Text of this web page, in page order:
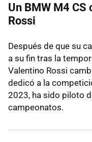
Un BMW M4 CS
Rossi
Después de que su
a su fin tras la
Valentino Rossi
dedicó a la
2023, ha sido piloto
campeonatos.